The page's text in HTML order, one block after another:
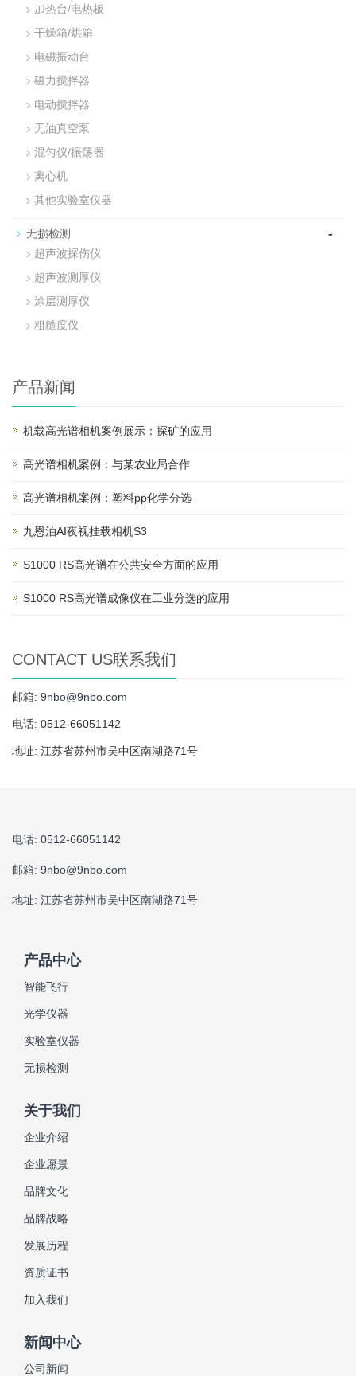
加热台/电热板
干燥箱/烘箱
电磁振动台
磁力搅拌器
电动搅拌器
无油真空泵
混匀仪/振荡器
离心机
其他实验室仪器
无损检测 -
超声波探伤仪
超声波测厚仪
涂层测厚仪
粗糙度仪
产品新闻
机载高光谱相机案例展示：探矿的应用
高光谱相机案例：与某农业局合作
高光谱相机案例：塑料pp化学分选
九恩泊AI夜视挂载相机S3
S1000 RS高光谱在公共安全方面的应用
S1000 RS高光谱成像仪在工业分选的应用
CONTACT US联系我们
邮箱: 9nbo@9nbo.com
电话: 0512-66051142
地址: 江苏省苏州市吴中区南湖路71号
电话: 0512-66051142
邮箱: 9nbo@9nbo.com
地址: 江苏省苏州市吴中区南湖路71号
产品中心
智能飞行
光学仪器
实验室仪器
无损检测
关于我们
企业介绍
企业愿景
品牌文化
品牌战略
发展历程
资质证书
加入我们
新闻中心
公司新闻